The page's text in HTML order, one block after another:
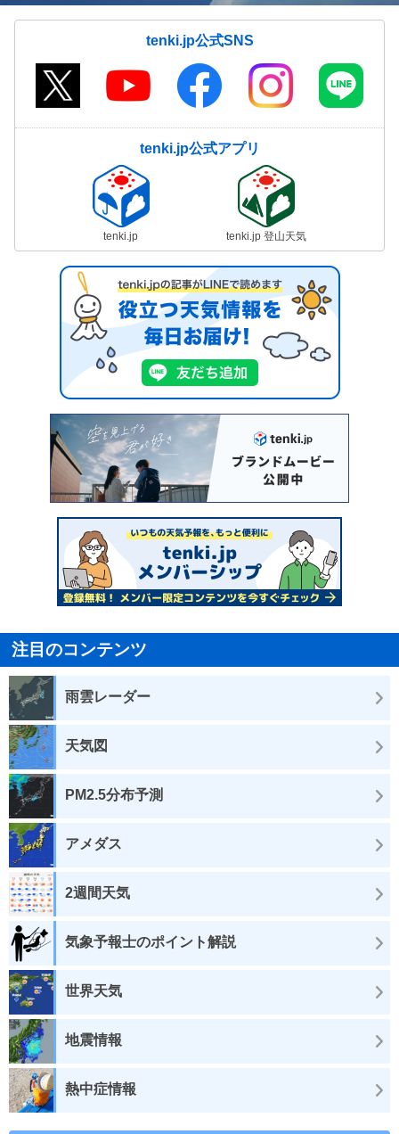
tenki.jp公式SNS
tenki.jp公式アプリ
tenki.jp tenki.jp 登山天気
注目のコンテンツ
雨雲レーダー
天気図
PM2.5分布予測
アメダス
2週間天気
気象予報士のポイント解説
世界天気
地震情報
熱中症情報